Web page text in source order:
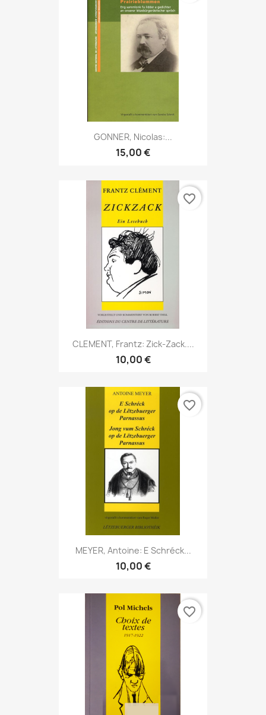
GONNER, Nicolas:...
15,00 €
CLEMENT, Frantz: Zick-Zack....
10,00 €
favorite_border
MEYER, Antoine: E Schréck...
10,00 €
favorite_border
favorite_border